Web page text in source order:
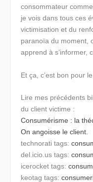
consommateur
je vois dans tous ces
victimisation et du
paranoïa du moment,
apprend à s’informer,
Et ça, c’est bon pour
Lire mes précédents
du client victime :
Consumérisme : la
On angoisse le client.
technorati tags:
del.icio.us tags:
icerocket tags:
keotag tags: